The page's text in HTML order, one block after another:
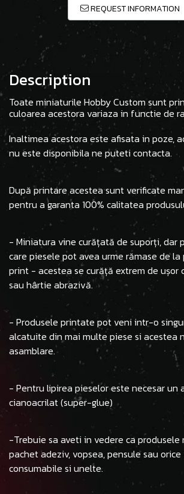
REQUEST INFORMATION
Description
Toate miniaturile Hobby Custom sunt
culoarea acestora variaza in functie de
Inaltimea acestora este afisata in poze,
nu este disponibila ne puteti contacta.
După printare acestea sunt verificate
pentru a garanta 100% calitatea
- Miniatura vine curățată de suporți, dar
care piesele pot avea urme rămase de
print - acestea se curăță extrem de ușor
sau hârtie abrazivă.
- Produsele printate pot veni intr-o
alcatuite din mai multe piese si acestea
asamblare.
- Pentru lipirea pieselor este necesar un
cianoacrilat (super-glue)
-Trebuie sa aveti in vedere ca produsele
pachet adeziv, vopsea, pensule sau
consumabile si unelte.